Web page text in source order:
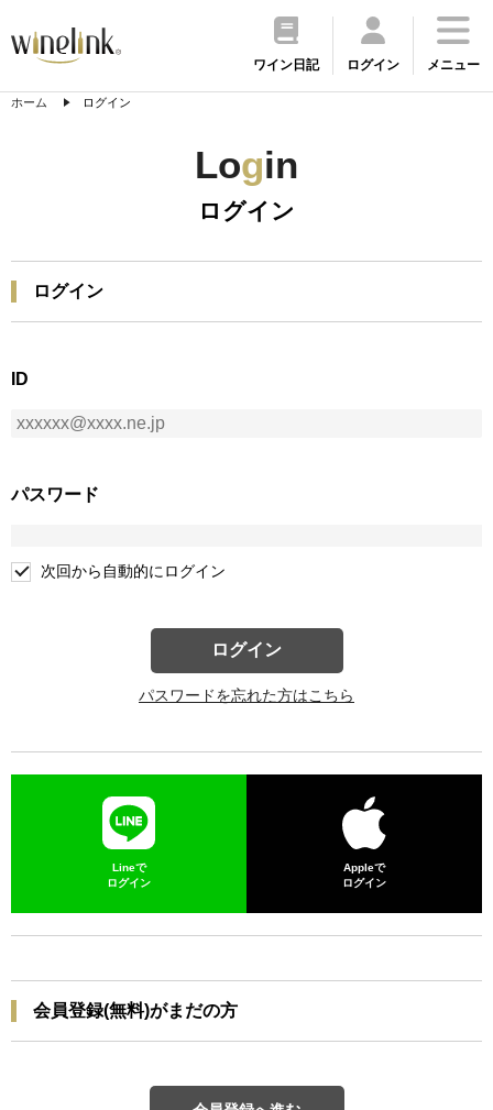
ワイン日記 ログイン メニュー
ホーム ログイン
Login
ログイン
ログイン
ID
パスワード
次回から自動的にログイン
ログイン
パスワードを忘れた方はこちら
Lineで
ログイン
Appleで
ログイン
会員登録(無料)がまだの方